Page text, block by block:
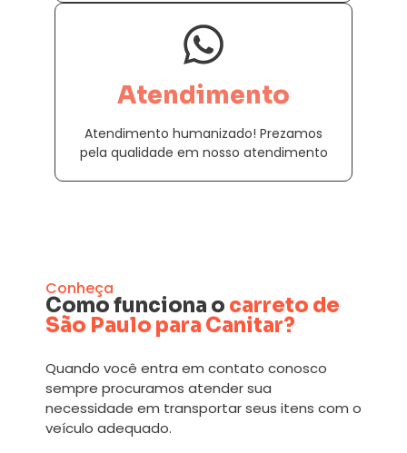
Atendimento
Atendimento humanizado! Prezamos
pela qualidade em nosso atendimento
Conheça
Como funciona o carreto de
São Paulo para Canitar?
Quando você entra em contato conosco
sempre procuramos atender sua
necessidade em transportar seus itens com o
veículo adequado.